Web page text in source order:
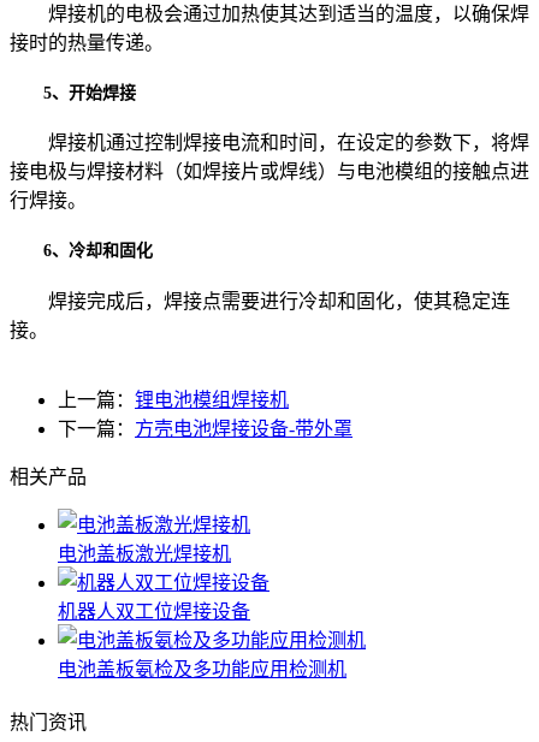
焊接机的电极会通过加热使其达到适当的温度，以确保焊
接时的热量传递。
5、开始焊接
焊接机通过控制焊接电流和时间，在设定的参数下，将焊
接电极与焊接材料（如焊接片或焊线）与电池模组的接触点进
行焊接。
6、冷却和固化
焊接完成后，焊接点需要进行冷却和固化，使其稳定连
接。
上一篇： 锂电池模组焊接机
下一篇： 方壳电池焊接设备-带外罩
相关产品
电池盖板激光焊接机
机器人双工位焊接设备
电池盖板氨检及多功能应用检测机
热门资讯